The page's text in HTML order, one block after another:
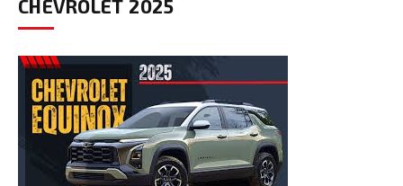
CHEVROLET 2025